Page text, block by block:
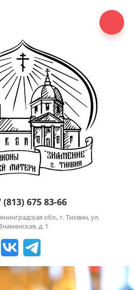
(813) 675 83-66
обл., г. Тихвин, ул.
д. 1